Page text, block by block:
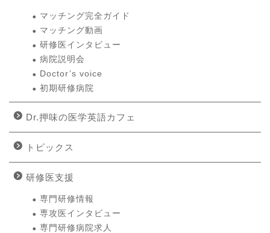
マッチング完全ガイド
マッチング動画
研修医インタビュー
病院説明会
Doctor’s voice
初期研修病院
Dr.押味の医学英語カフェ
トピックス
研修医支援
専門研修情報
専攻医インタビュー
専門研修病院求人